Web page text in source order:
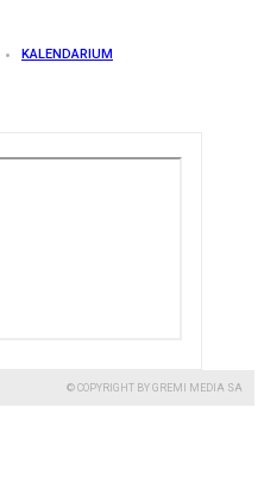
KALENDARIUM
© COPYRIGHT BY GREMI MEDIA SA